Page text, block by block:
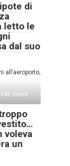
di
letto le
dal suo
all’aeroporto,
views
voleva
un